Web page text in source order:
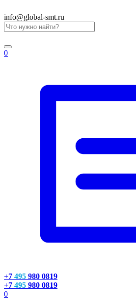
info@global-smt.ru
0
+7 495 980 0819
+7 495 980 0819
0